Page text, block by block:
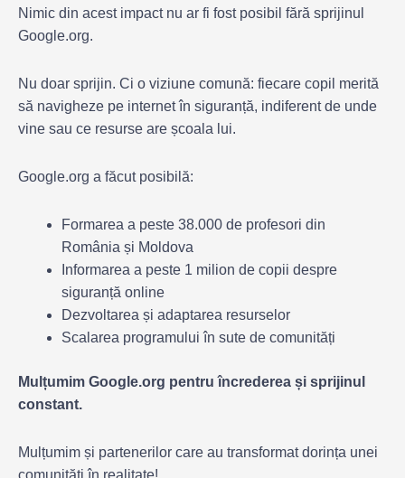
Nimic din acest impact nu ar fi fost posibil fără sprijinul
Google.org.
Nu doar sprijin. Ci o viziune comună: fiecare copil merită
să navigheze pe internet în siguranță, indiferent de unde
vine sau ce resurse are școala lui.
Google.org a făcut posibilă:
Formarea a peste 38.000 de profesori din
România și Moldova
Informarea a peste 1 milion de copii despre
siguranță online
Dezvoltarea și adaptarea resurselor
Scalarea programului în sute de comunități
Mulțumim Google.org pentru încrederea și sprijinul
constant.
Mulțumim și partenerilor care au transformat dorința unei